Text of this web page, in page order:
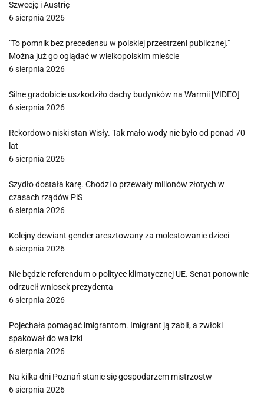
Szwecję i Austrię
6 sierpnia 2026
"To pomnik bez precedensu w polskiej przestrzeni publicznej."
Można już go oglądać w wielkopolskim mieście
6 sierpnia 2026
Silne gradobicie uszkodziło dachy budynków na Warmii [VIDEO]
6 sierpnia 2026
Rekordowo niski stan Wisły. Tak mało wody nie było od ponad 70
lat
6 sierpnia 2026
Szydło dostała karę. Chodzi o przewały milionów złotych w
czasach rządów PiS
6 sierpnia 2026
Kolejny dewiant gender aresztowany za molestowanie dzieci
6 sierpnia 2026
Nie będzie referendum o polityce klimatycznej UE. Senat ponownie
odrzucił wniosek prezydenta
6 sierpnia 2026
Pojechała pomagać imigrantom. Imigrant ją zabił, a zwłoki
spakował do walizki
6 sierpnia 2026
Na kilka dni Poznań stanie się gospodarzem mistrzostw
6 sierpnia 2026